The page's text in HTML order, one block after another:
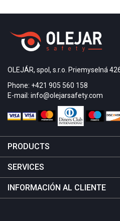
OLEJÁR, spol, s.r.o. Priemyselná
Phone: +421 905 560 158
E-mail: info@olejarsafety.com
PRODUCTS
SERVICES
INFORMACIÓN AL CLIENTE